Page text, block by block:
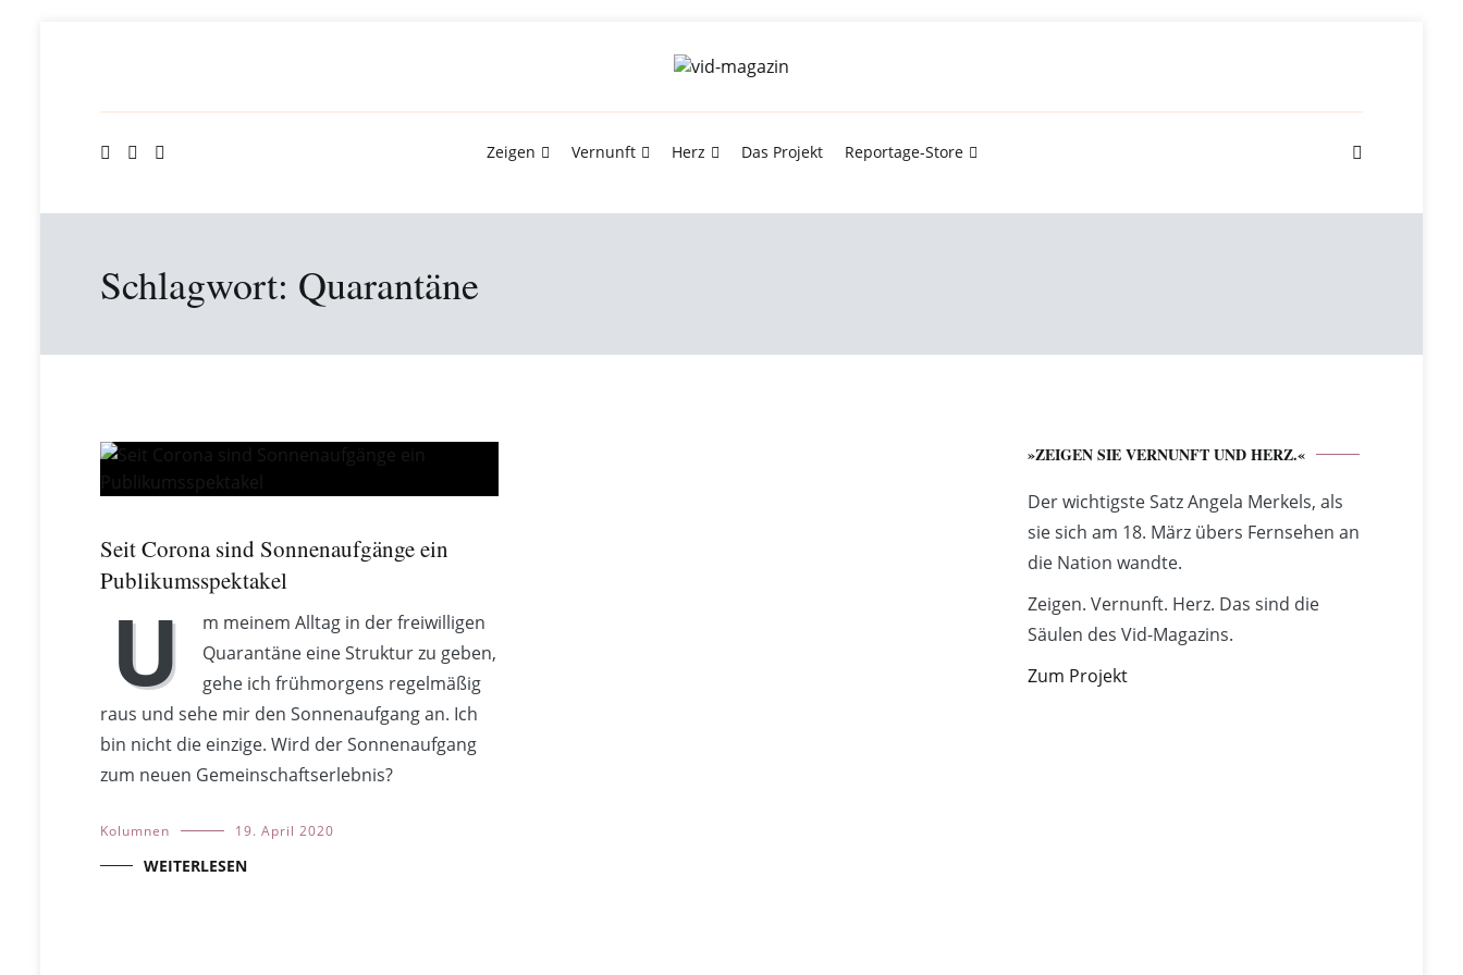
Zeigen
Vernunft Herz Das Projekt Reportage-Store
Schlagwort: Quarantäne
Seit Corona sind Sonnenaufgänge ein
Publikumsspektakel
U
m meinem Alltag in der freiwilligen
Quarantäne eine Struktur zu geben,
gehe ich frühmorgens regelmäßig
raus und sehe mir den Sonnenaufgang an. Ich
bin nicht die einzige. Wird der Sonnenaufgang
zum neuen Gemeinschaftserlebnis?
Kolumnen 19. April 2020
WEITERLESEN
»ZEIGEN SIE VERNUNFT UND HERZ.«
Der wichtigste Satz Angela Merkels, als
sie sich am 18. März übers Fernsehen an
die Nation wandte.
Zeigen. Vernunft. Herz. Das sind die
Säulen des Vid-Magazins.
Zum Projekt